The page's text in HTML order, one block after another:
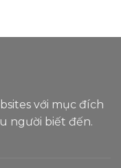
với mục đích
người biết đến.